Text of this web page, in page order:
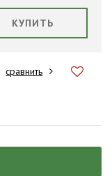
КУПИТЬ
сравнить